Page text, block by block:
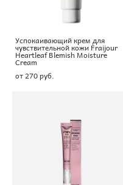
Успокаивающий крем для
чувствительной кожи Fraijour
Heartleaf Blemish Moisture
Cream
от 270 pуб.